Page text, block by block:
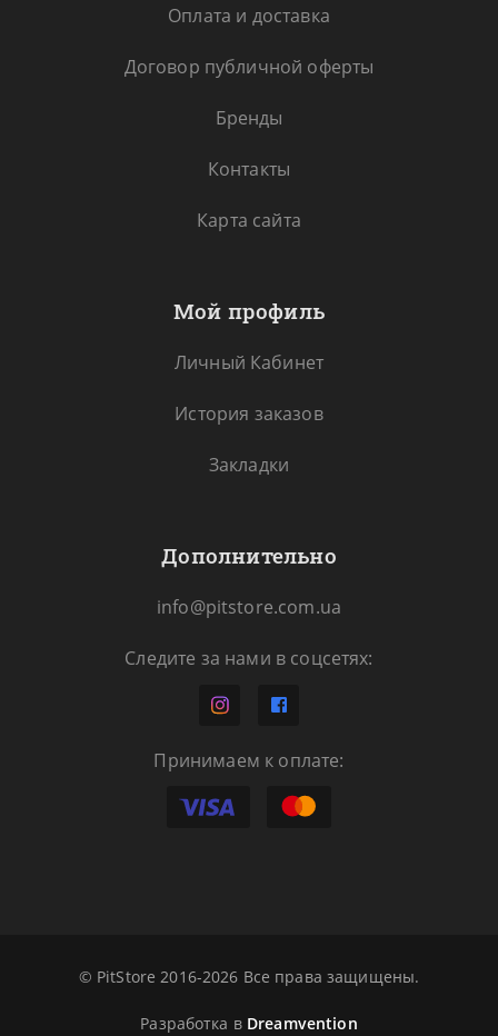
Оплата и доставка
Договор публичной оферты
Бренды
Контакты
Карта сайта
Мой профиль
Личный Кабинет
История заказов
Закладки
Дополнительно
info@pitstore.com.ua
Следите за нами в соцсетях:
Принимаем к оплате:
© PitStore 2016-2026 Все права защищены.
Разработка в Dreamvention